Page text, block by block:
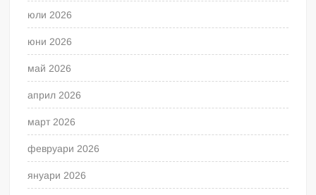
юли 2026
юни 2026
май 2026
април 2026
март 2026
февруари 2026
януари 2026